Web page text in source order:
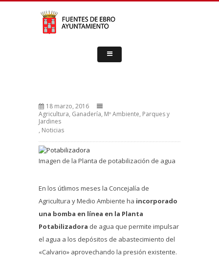
18 marzo, 2016
Agricultura, Ganadería, Mº Ambiente, Parques y
Jardines
, Noticias
Imagen de la Planta de potabilización de agua
En los útlimos meses la Concejalía de
Agricultura y Medio Ambiente ha incorporado
una bomba en línea en la Planta
Potabilizadora de agua que permite impulsar
el agua a los depósitos de abastecimiento del
«Calvario» aprovechando la presión existente.